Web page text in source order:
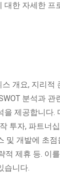
대한 자세한 프
개요, 지리적
분석과
을 제공합니다.
투자, 파트너
및 개발에 초
적 제휴 등. 이
습니다.